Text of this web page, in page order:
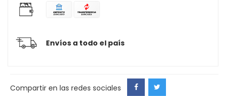
Envíos a todo el país
Compartir en las redes sociales